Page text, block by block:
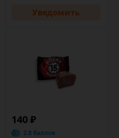
Уведомить
140 ₽
2.8 баллов